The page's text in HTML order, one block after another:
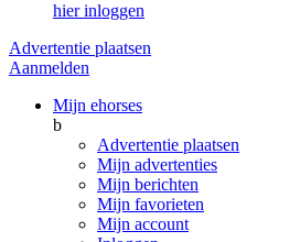
hier inloggen
Advertentie plaatsen
Aanmelden
Mijn ehorses
b
Advertentie plaatsen
Mijn advertenties
Mijn berichten
Mijn favorieten
Mijn account